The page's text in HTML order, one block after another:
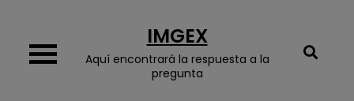
content
IMGEX
Aquí encontrará la respuesta a la
pregunta